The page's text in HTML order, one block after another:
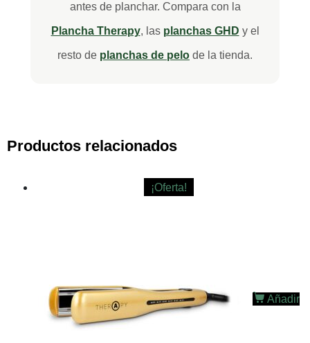
antes de planchar. Compara con la
Plancha Therapy, las planchas GHD y el
resto de planchas de pelo de la tienda.
Productos relacionados
¡Oferta!
Añadir